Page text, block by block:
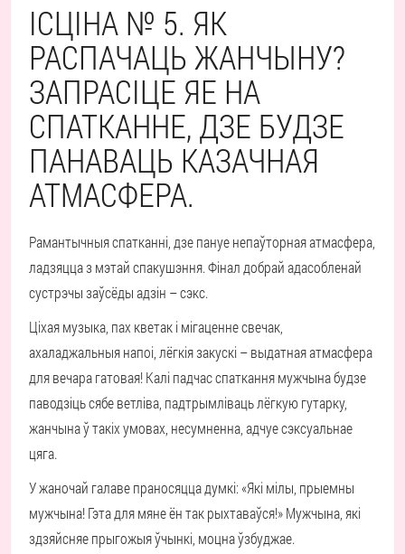
ІСЦІНА № 5. ЯК
РАСПАЧАЦЬ ЖАНЧЫНУ?
ЗАПРАСІЦЕ ЯЕ НА
СПАТКАННЕ, ДЗЕ БУДЗЕ
ПАНАВАЦЬ КАЗАЧНАЯ
АТМАСФЕРА.
Рамантычныя спатканні, дзе пануе непаўторная атмасфера,
ладзяцца з мэтай спакушэння. Фінал добрай адасобленай
сустрэчы заўсёды адзін – сэкс.
Ціхая музыка, пах кветак і мігаценне свечак,
ахаладжальныя напоі, лёгкія закускі – выдатная атмасфера
для вечара гатовая! Калі падчас спаткання мужчына будзе
паводзіць сябе ветліва, падтрымліваць лёгкую гутарку,
жанчына ў такіх умовах, несумненна, адчуе сэксуальнае
цяга.
У жаночай галаве праносяцца думкі: «Які мілы, прыемны
мужчына! Гэта для мяне ён так рыхтаваўся!» Мужчына, які
здзяйсняе прыгожыя ўчынкі, моцна ўзбуджае.